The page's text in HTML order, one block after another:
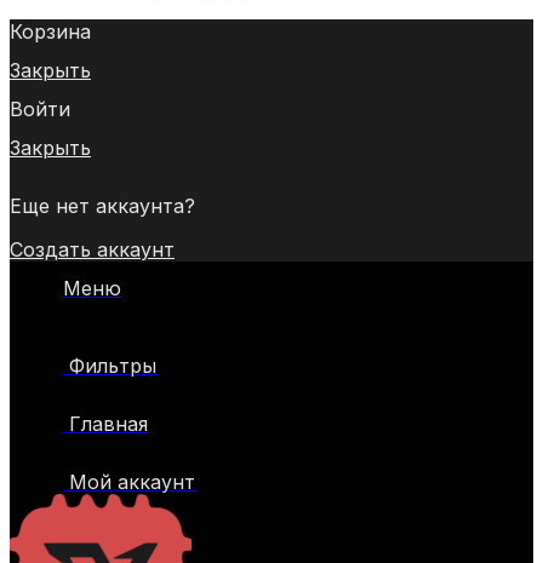
Корзина
Закрыть
Войти
Закрыть
Еще нет аккаунта?
Создать аккаунт
Меню
Фильтры
Главная
Мой аккаунт